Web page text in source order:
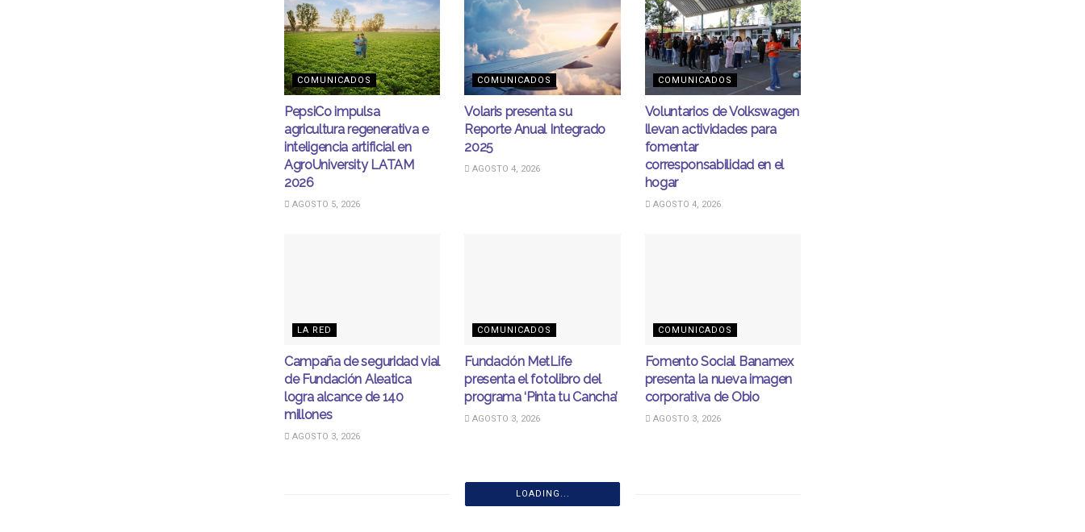
COMUNICADOS
PepsiCo impulsa
agricultura regenerativa e
inteligencia artificial en
AgroUniversity LATAM
2026
AGOSTO 5, 2026
COMUNICADOS
Volaris presenta su
Reporte Anual Integrado
2025
AGOSTO 4, 2026
COMUNICADOS
Voluntarios de Volkswagen
llevan actividades para
fomentar
corresponsabilidad en el
hogar
AGOSTO 4, 2026
LA RED
Campaña de seguridad vial
de Fundación Aleatica
logra alcance de 140
millones
AGOSTO 3, 2026
COMUNICADOS
Fundación MetLife
presenta el fotolibro del
programa ‘Pinta tu Cancha’
AGOSTO 3, 2026
COMUNICADOS
Fomento Social Banamex
presenta la nueva imagen
corporativa de Obio
AGOSTO 3, 2026
LOADING...